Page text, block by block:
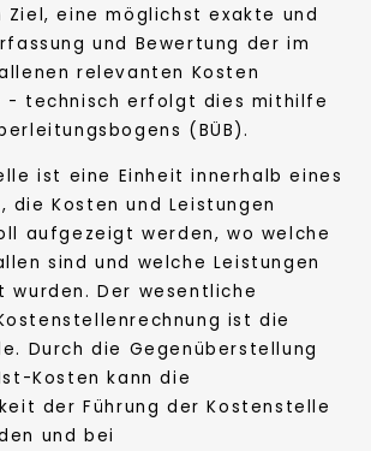
Ziel, eine möglichst exakte und
und Bewertung der im
relevanten Kosten
- technisch erfolgt dies mithilfe
(BÜB).
ist eine Einheit innerhalb eines
die Kosten und Leistungen
aufgezeigt werden, wo welche
sind und welche Leistungen
Der wesentliche
ist die
Durch die Gegenüberstellung
Kosten kann die
der Führung der Kostenstelle
und bei